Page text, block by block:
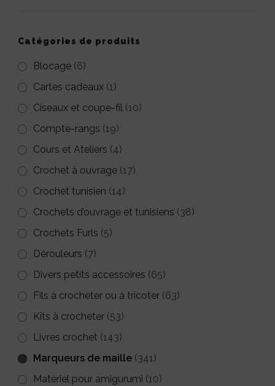
peuvent
être
choisies
sur
page
Catégories de produits
Blocage (6)
Cartes cadeaux (1)
Ciseaux et coupe-fil (10)
Compte-rangs (19)
Cours et Ateliers (4)
Crochet à ouvrage (17)
Crochet tunisien (14)
Crochets d’ouvrage et tunisiens (38)
Crochets Furls (5)
Dérouleurs (7)
Divers petits accessoires (65)
Fils à crocheter ou à tricoter (63)
Kits à crocheter (53)
Livres crochet (143)
Marqueurs de maille (341)
Matériel pour amigurumi (10)